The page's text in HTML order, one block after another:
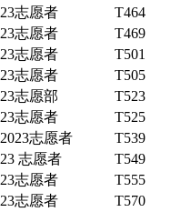
23志愿者
T464
23志愿者
T469
23志愿者
T501
23志愿者
T505
23志愿部
T523
23志愿者
T525
2023志愿者
T539
23 志愿者
T549
23志愿者
T555
23志愿者
T570